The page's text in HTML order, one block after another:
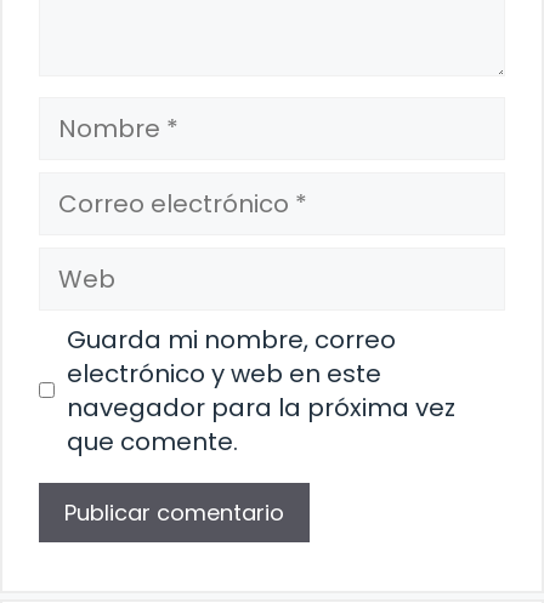
Nombre
Correo
electrónico
Web
Guarda mi nombre, correo
electrónico y web en este
navegador para la próxima vez
que comente.